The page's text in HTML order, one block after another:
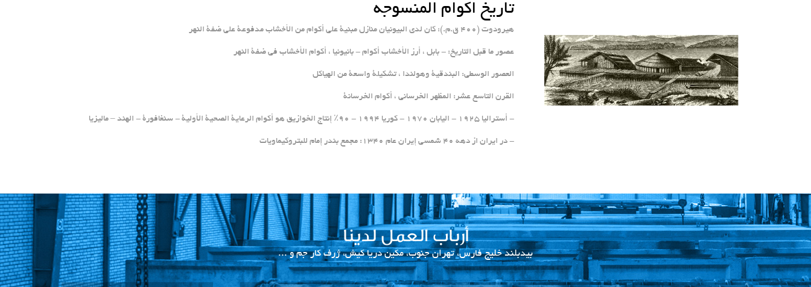
تاریخ اکوام المنسوجه
هيرودوت (400 ق.م.): كان لدى البيونيان منازل مبنية على أكوام من الأخشاب مدفوعة على ضفة النهر
عصور ما قبل التاريخ: - بابل ، أرز الأخشاب أكوام - بانيونيا ، أكوام الأخشاب في ضفة النهر
العصور الوسطى: البندقية وهولندا ، تشكيلة واسعة من الهياكل
القرن التاسع عشر: المظهر الخرساني ، أكوام الخرسانة
- أستراليا 1925 - اليابان 1970 - كوريا 1994 - 90٪ إنتاج الخوازيق هو أكوام الرعاية الصحية الأولية - سنغافورة - الهند – ماليزيا
- در ایران از دهه 40 شمسی إيران عام 1340: مجمع بندر إمام للبتروكيماويات
أرباب العمل لدينا
بیدبلند خلیج فارس، تهران جنوب، مکین دریا کیش، ژرف کار جم و ...